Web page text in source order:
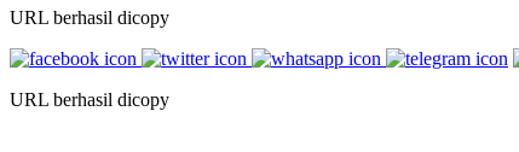
URL berhasil dicopy
URL berhasil dicopy